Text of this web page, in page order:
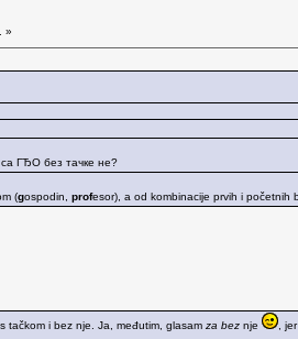
»
са ГЂО без тачке не?
(gospodin, profesor), a od kombinacije prvih i početnih
tačkom i bez nje. Ja, međutim, glasam za bez nje ,